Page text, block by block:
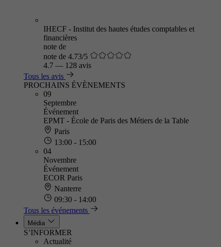
IHECF - Institut des hautes études comptables et
financières
note de
note de 4.73/5
4.7 — 128 avis
Tous les avis
PROCHAINS ÉVÈNEMENTS
09
Septembre
Événement
EPMT - École de Paris des Métiers de la Table
Paris
13:00 - 15:00
04
Novembre
Événement
ECOR Paris
Nanterre
09:30 - 14:00
Tous les événements
Média
S’INFORMER
Actualité